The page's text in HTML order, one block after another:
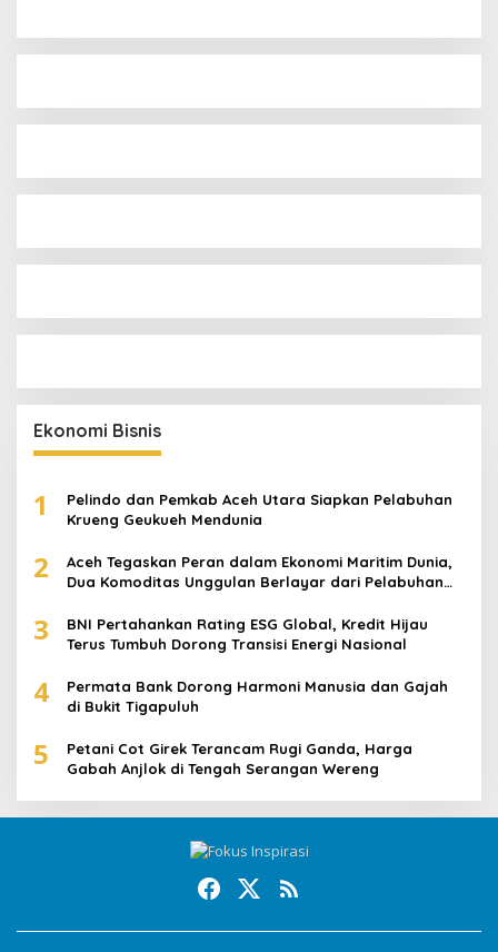
Ekonomi Bisnis
1
Pelindo dan Pemkab Aceh Utara Siapkan Pelabuhan
Krueng Geukueh Mendunia
2
Aceh Tegaskan Peran dalam Ekonomi Maritim Dunia,
Dua Komoditas Unggulan Berlayar dari Pelabuhan
3
BNI Pertahankan Rating ESG Global, Kredit Hijau
Terus Tumbuh Dorong Transisi Energi Nasional
4
Permata Bank Dorong Harmoni Manusia dan Gajah
di Bukit Tigapuluh
5
Petani Cot Girek Terancam Rugi Ganda, Harga
Gabah Anjlok di Tengah Serangan Wereng